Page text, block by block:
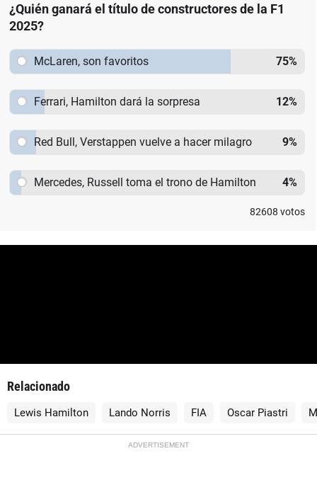
¿Quién ganará el título de constructores de la F1
2025?
McLaren, son favoritos 75%
Ferrari, Hamilton dará la sorpresa 12%
Red Bull, Verstappen vuelve a hacer milagro 9%
Mercedes, Russell toma el trono de Hamilton 4%
82608 votos
Relacionado
Lewis Hamilton Lando Norris FIA Oscar Piastri
ADVERTISEMENT